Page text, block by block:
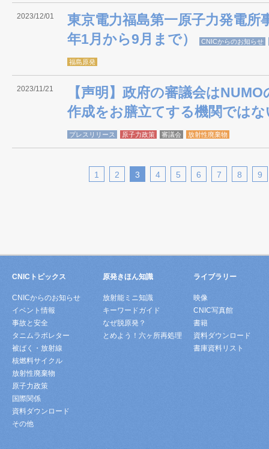
2023/12/01
東京電力福島第一原子力発電所
年1月から9月まで）
CNICからのお知らせ
福島原発
2023/11/21
【声明】政府の審議会は
作成をお膳立てする機関ではな
プレスリリース 原子力政策 審議会 放射性廃棄物
1 2 3 4 5 6 7 8 9
CNICトピックス
CNICからのお知らせ
イベント情報
事故と安全
タニムラボレター
被ばく・放射線
核燃料サイクル
放射性廃棄物
原子力政策
国際関係
資料ダウンロード
その他
原発きほん知識
放射能ミニ知識
キーワードガイド
なぜ脱原発？
とめよう！六ヶ所再処理
ライブラリー
映像
CNIC写真館
書籍
資料ダウンロード
書庫資料リスト